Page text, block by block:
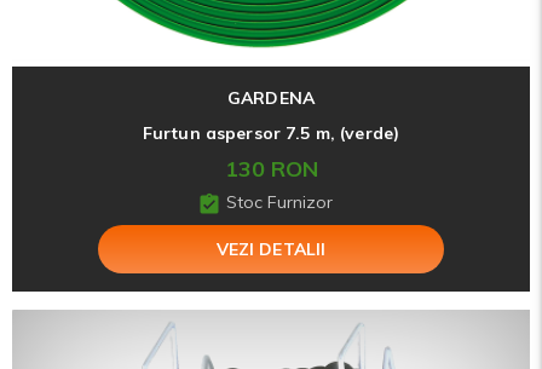
GARDENA
Furtun aspersor 7.5 m, (verde)
130 RON
Stoc Furnizor
VEZI DETALII